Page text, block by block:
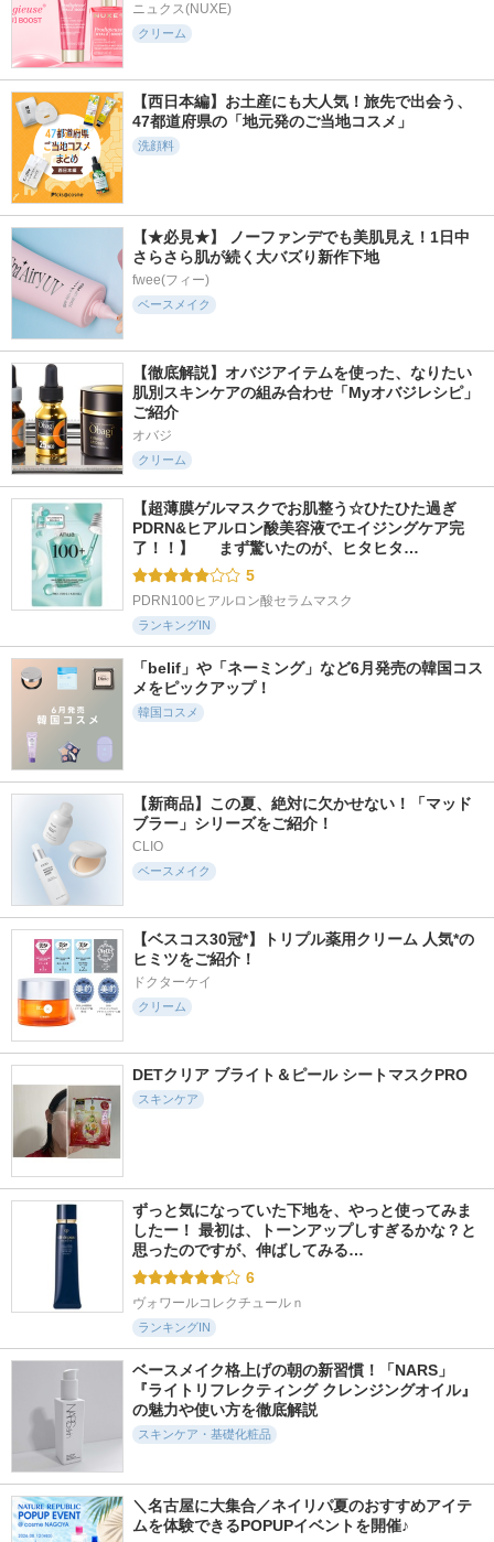
ニュクス(NUXE)
クリーム
【西日本編】お土産にも大人気！旅先で出会う、
47都道府県の「地元発のご当地コスメ」
洗顔料
【★必見★】 ノーファンデでも美肌見え！1日中
さらさら肌が続く大バズり新作下地
fwee(フィー)
ベースメイク
【徹底解説】オバジアイテムを使った、なりたい
肌別スキンケアの組み合わせ「Myオバジレシピ」
ご紹介
オバジ
クリーム
【超薄膜ゲルマスクでお肌整う☆ひたひた過ぎ
PDRN&ヒアルロン酸美容液でエイジングケア完
了！！】  　まず驚いたのが、ヒタヒタ…
5
PDRN100ヒアルロン酸セラムマスク
ランキングIN
「belif」や「ネーミング」など6月発売の韓国コス
メをピックアップ！
韓国コスメ
【新商品】この夏、絶対に欠かせない！「マッド
ブラー」シリーズをご紹介！
CLIO
ベースメイク
【ベスコス30冠*】トリプル薬用クリーム 人気*の
ヒミツをご紹介！
ドクターケイ
クリーム
DETクリア ブライト＆ピール シートマスクPRO
スキンケア
ずっと気になっていた下地を、やっと使ってみま
したー！ 最初は、トーンアップしすぎるかな？と
思ったのですが、伸ばしてみる…
6
ヴォワールコレクチュールｎ
ランキングIN
ベースメイク格上げの朝の新習慣！「NARS」
『ライトリフレクティング クレンジングオイル』
の魅力や使い方を徹底解説
スキンケア・基礎化粧品
＼名古屋に大集合／ネイリパ夏のおすすめアイテ
ムを体験できるPOPUPイベントを開催♪